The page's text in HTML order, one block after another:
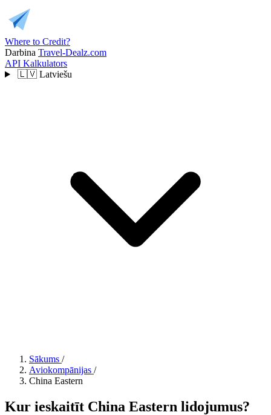
Where to Credit?
Darbina Travel-Dealz.com
API Kalkulators
🇱🇻 Latviešu
Sākums /
Aviokompānijas /
China Eastern
Kur ieskaitīt China Eastern lidojumus?